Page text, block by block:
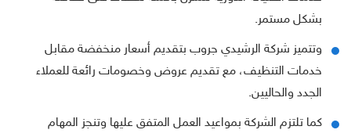
بشكل مستمر.
وتتميز شركة الرشيدي جروب بتقديم أسعار منخفضة مقابل
خدمات التنظيف، مع تقديم عروض وخصومات رائعة للعملاء
الجدد والحاليين.
كما تلتزم الشركة بمواعيد العمل المتفق عليها وتنجز المهام